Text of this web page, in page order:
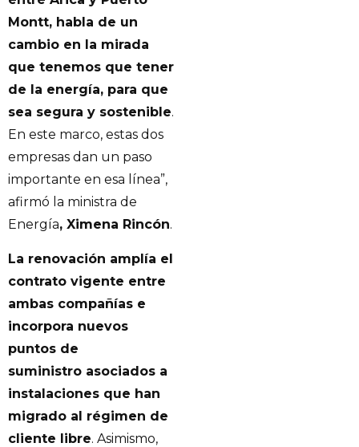
Montt, habla de un
cambio en la mirada
que tenemos que tener
de la energía, para que
sea segura y sostenible.
En este marco, estas dos
empresas dan un paso
importante en esa línea”,
afirmó la ministra de
Energía, Ximena Rincón.
La renovación amplía el
contrato vigente entre
ambas compañías e
incorpora nuevos
puntos de
suministro asociados a
instalaciones que han
migrado al régimen de
cliente libre. Asimismo,